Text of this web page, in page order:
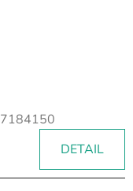
7184150
DETAIL